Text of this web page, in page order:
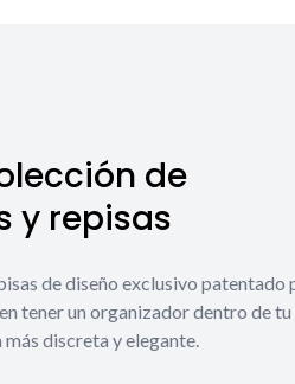
de
y repisas
de diseño exclusivo patentado
tener un organizador dentro de tu
discreta y elegante.